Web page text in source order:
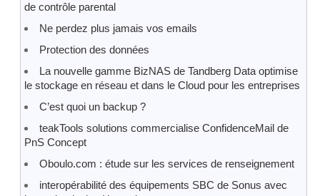
de contrôle parental
Ne perdez plus jamais vos emails
Protection des données
La nouvelle gamme BizNAS de Tandberg Data optimise
le stockage en réseau et dans le Cloud pour les entreprises
C’est quoi un backup ?
teakTools solutions commercialise ConfidenceMail de
PnS Concept
Oboulo.com : étude sur les services de renseignement
interopérabilité des équipements SBC de Sonus avec